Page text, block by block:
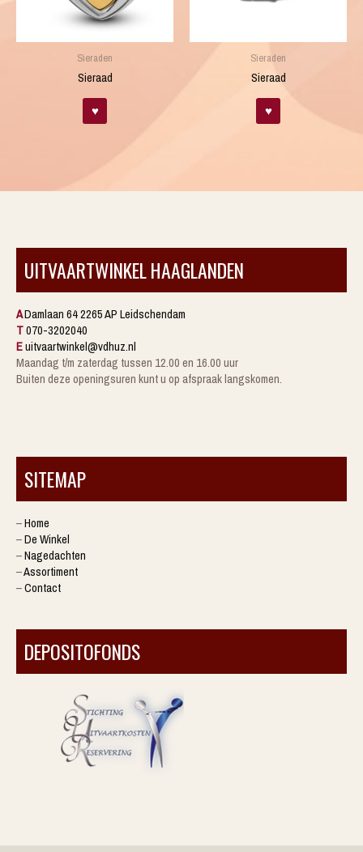
Sieraden
Sieraad
♥
Sieraden
Sieraad
♥
UITVAARTWINKEL HAAGLANDEN
ADamlaan 64 2265 AP Leidschendam
T070-3202040
Euitvaartwinkel@vdhuz.nl
Maandag t/m zaterdag tussen 12.00 en 16.00 uur
Buiten deze openingsuren kunt u op afspraak langskomen.
SITEMAP
–Home
–De Winkel
–Nagedachten
–Assortiment
–Contact
DEPOSITOFONDS